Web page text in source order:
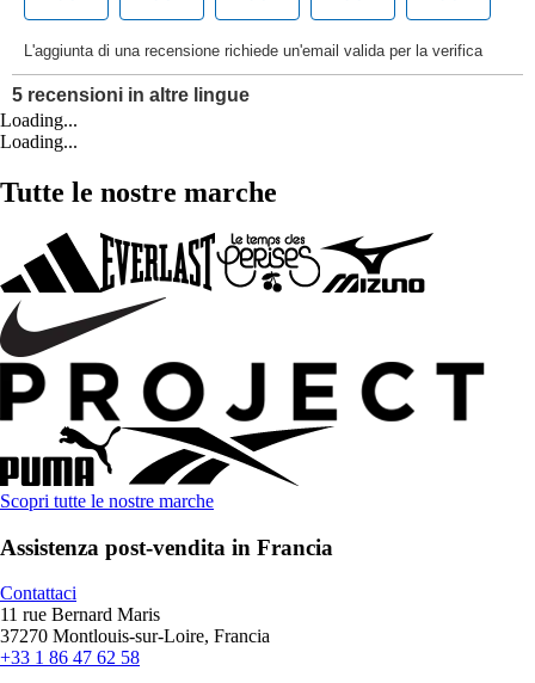
Loading...
Loading...
Tutte le nostre marche
Scopri tutte le nostre marche
Assistenza post-vendita in Francia
Contattaci
11 rue Bernard Maris
37270 Montlouis-sur-Loire, Francia
+33 1 86 47 62 58